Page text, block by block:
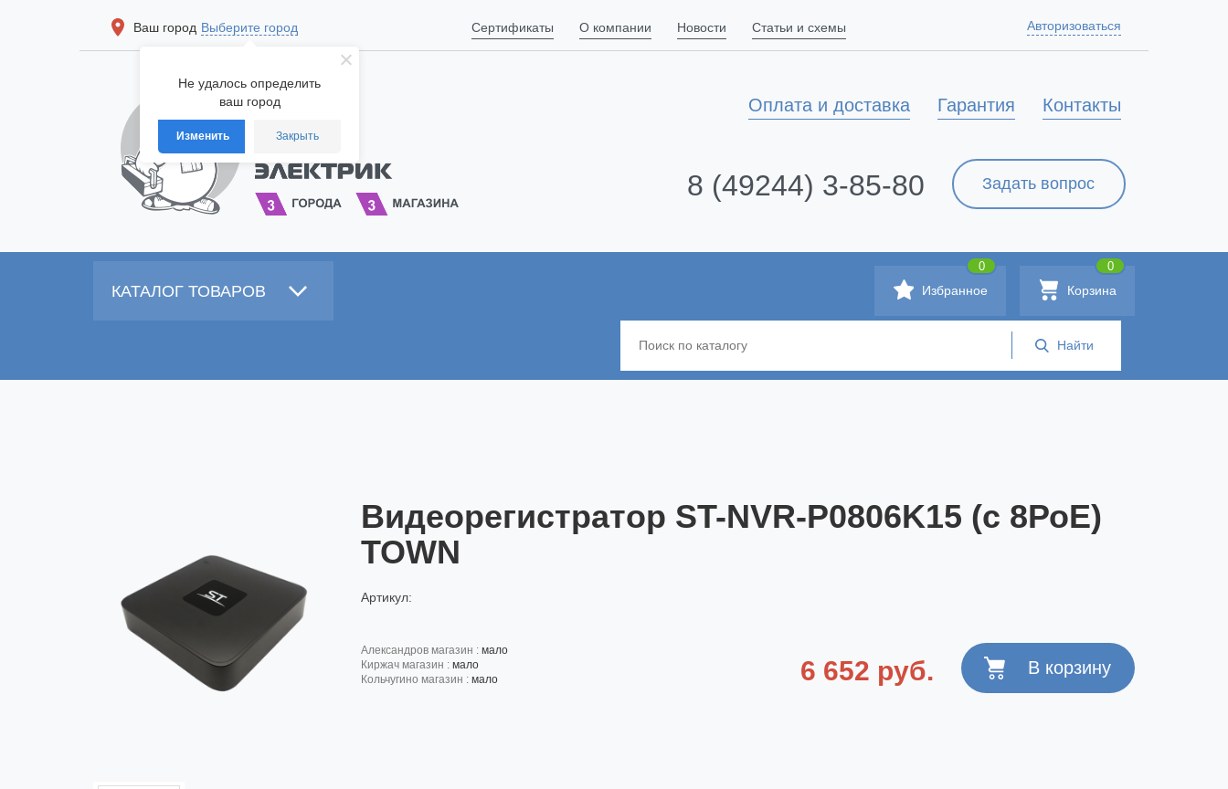
Не удалось определить
ваш город
Изменить Закрыть
Ваш город Выберите город Сертификаты О компании Новости Статьи и схемы Авторизоваться
Контакты
Гарантия
Оплата и доставка
Задать вопрос
8 (49244) 3-85-80
КАТАЛОГ ТОВАРОВ Корзина
0
Избранное
0
Видеорегистратор ST-NVR-P0806K15 (с 8РоЕ)
TOWN
Артикул:
александров магазин : мало
киржач магазин : мало
кольчугино магазин : мало 6 652 руб.